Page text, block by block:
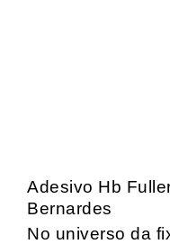
Adesivo Hb
Bernardes
No universo da